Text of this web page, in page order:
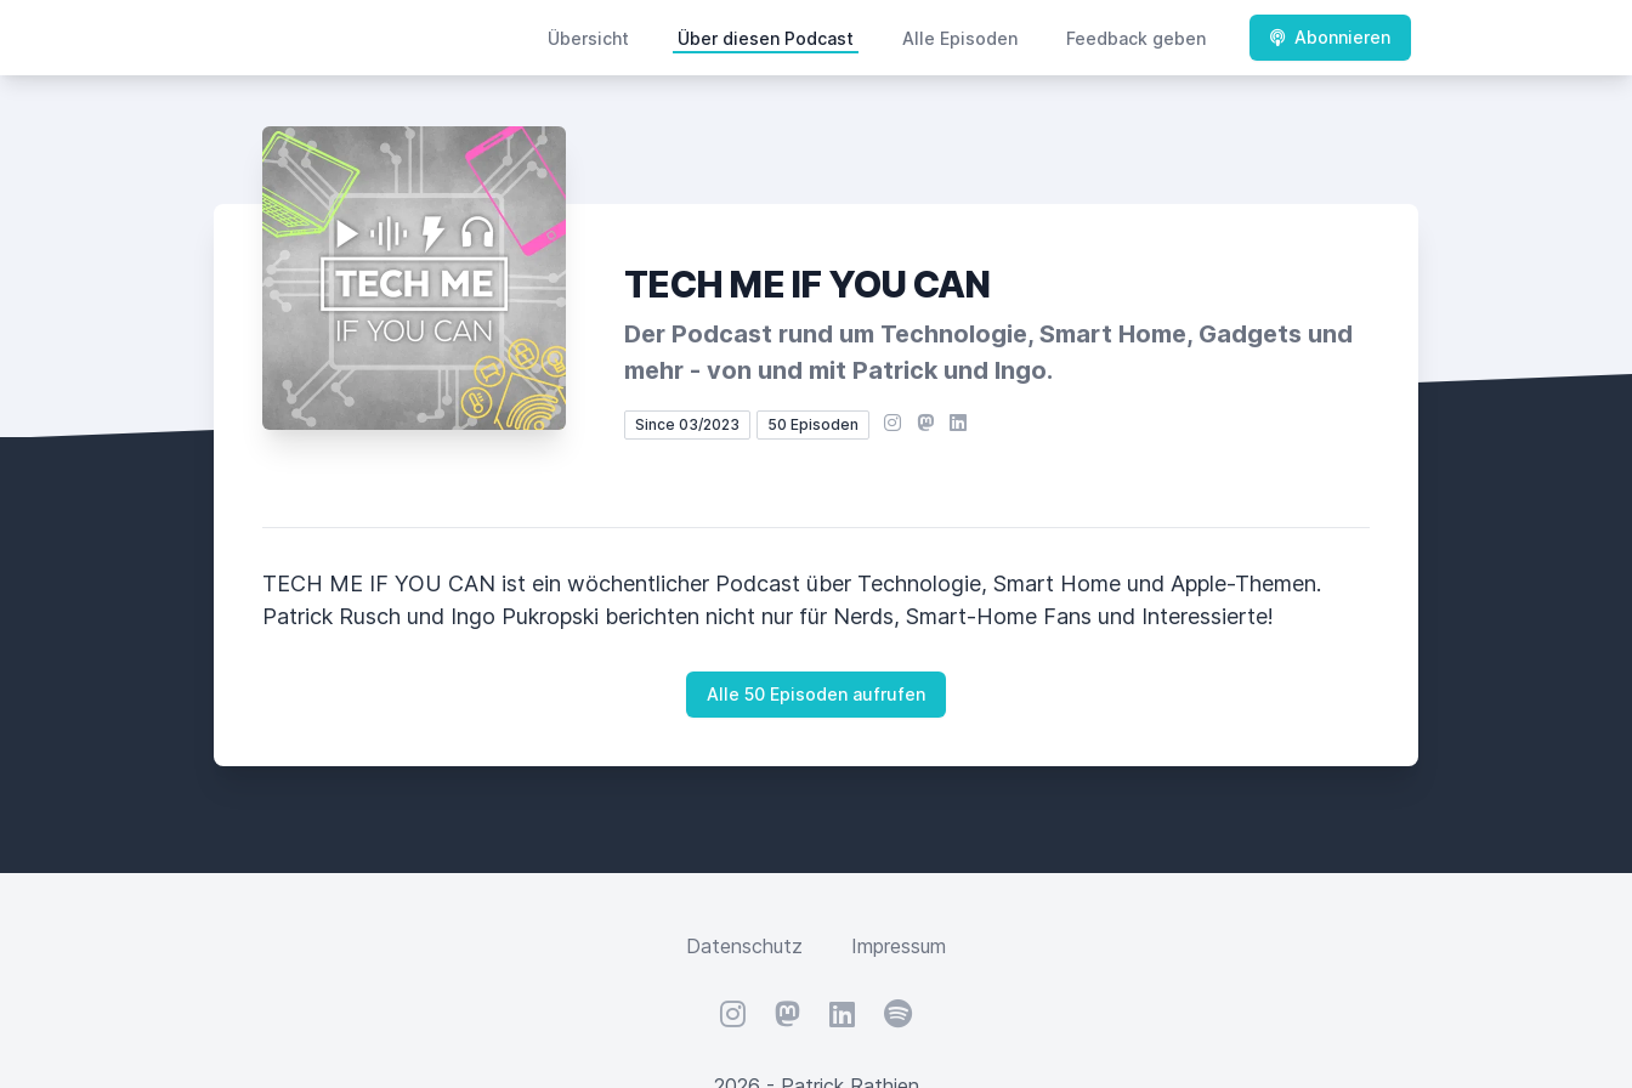
Übersicht Über diesen Podcast Alle Episoden Feedback geben Abonnieren
TECH ME IF YOU CAN
Der Podcast rund um Technologie, Smart Home, Gadgets und
mehr - von und mit Patrick und Ingo.
Since 03/2023 50 Episoden Instagram
Mastodon
LinkedIn
TECH ME IF YOU CAN ist ein wöchentlicher Podcast über Technologie, Smart Home und Apple-Themen.
Patrick Rusch und Ingo Pukropski berichten nicht nur für Nerds, Smart-Home Fans und Interessierte!
Alle 50 Episoden aufrufen
Datenschutz Impressum
InstagramMastodonLinkedInSpotify